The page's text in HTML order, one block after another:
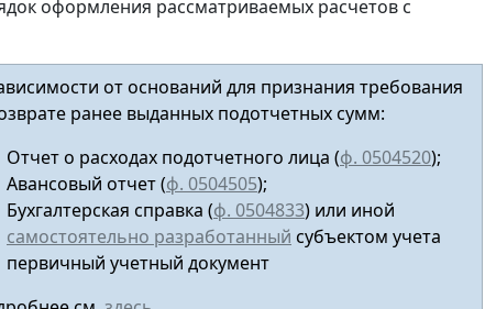
оформления рассматриваемых расчетов с
от оснований для признания требования
ранее выданных подотчетных сумм:
Отчет о расходах подотчетного лица (ф. 0504520);
Авансовый отчет(ф. 0504505);
Бухгалтерская справка (ф. 0504833) или иной
самостоятельно разработанный субъектом учета
первичный учетный документ